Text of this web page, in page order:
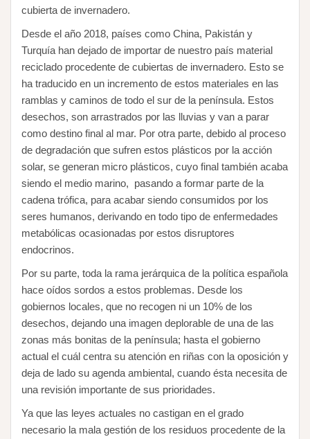
cubierta de invernadero.
Desde el año 2018, países como China, Pakistán y
Turquía han dejado de importar de nuestro país material
reciclado procedente de cubiertas de invernadero. Esto se
ha traducido en un incremento de estos materiales en las
ramblas y caminos de todo el sur de la península. Estos
desechos, son arrastrados por las lluvias y van a parar
como destino final al mar. Por otra parte, debido al proceso
de degradación que sufren estos plásticos por la acción
solar, se generan micro plásticos, cuyo final también acaba
siendo el medio marino, pasando a formar parte de la
cadena trófica, para acabar siendo consumidos por los
seres humanos, derivando en todo tipo de enfermedades
metabólicas ocasionadas por estos disruptores
endocrinos.
Por su parte, toda la rama jerárquica de la política española
hace oídos sordos a estos problemas. Desde los
gobiernos locales, que no recogen ni un 10% de los
desechos, dejando una imagen deplorable de una de las
zonas más bonitas de la península; hasta el gobierno
actual el cuál centra su atención en riñas con la oposición y
deja de lado su agenda ambiental, cuando ésta necesita de
una revisión importante de sus prioridades.
Ya que las leyes actuales no castigan en el grado
necesario la mala gestión de los residuos procedente de la